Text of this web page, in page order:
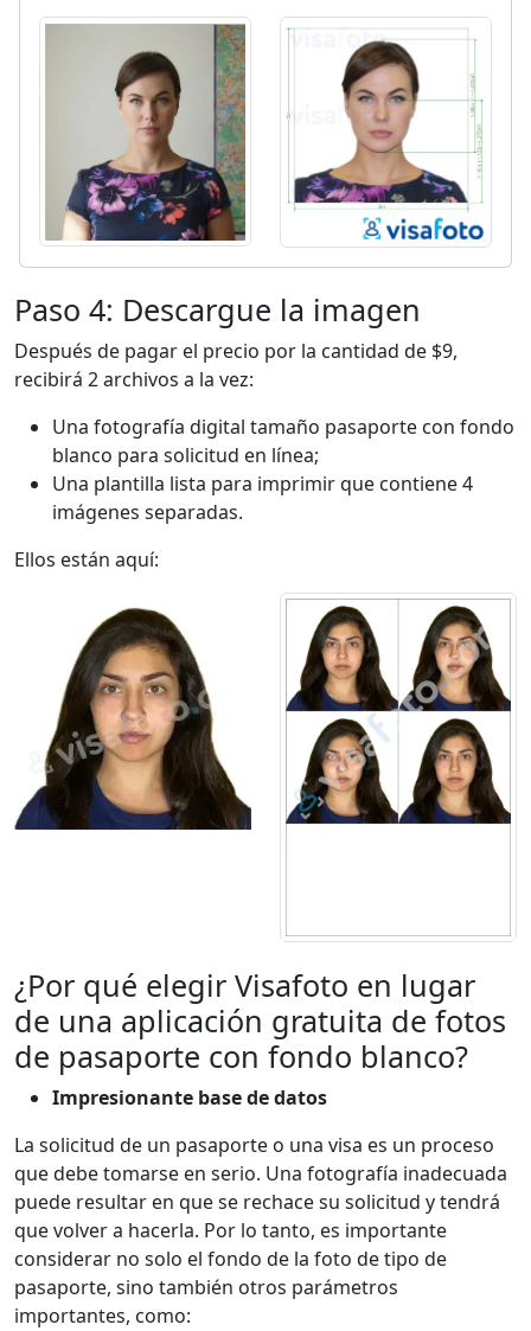
Paso 4: Descargue la imagen
Después de pagar el precio por la cantidad de $9,
recibirá 2 archivos a la vez:
Una fotografía digital tamaño pasaporte con fondo
blanco para solicitud en línea;
Una plantilla lista para imprimir que contiene 4
imágenes separadas.
Ellos están aquí:
¿Por qué elegir Visafoto en lugar
de una aplicación gratuita de fotos
de pasaporte con fondo blanco?
Impresionante base de datos
La solicitud de un pasaporte o una visa es un proceso
que debe tomarse en serio. Una fotografía inadecuada
puede resultar en que se rechace su solicitud y tendrá
que volver a hacerla. Por lo tanto, es importante
considerar no solo el fondo de la foto de tipo de
pasaporte, sino también otros parámetros
importantes, como: